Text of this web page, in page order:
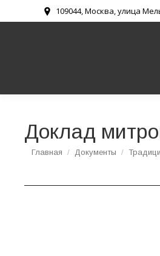
109044, Москва, улица
Доклад
Вы здесь:
Главная Документы